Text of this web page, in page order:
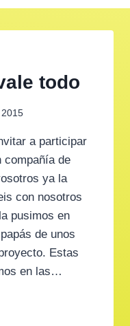
todo
a participar
compañía de
ya la
con nosotros
pusimos en
de unos
Estas
en las…